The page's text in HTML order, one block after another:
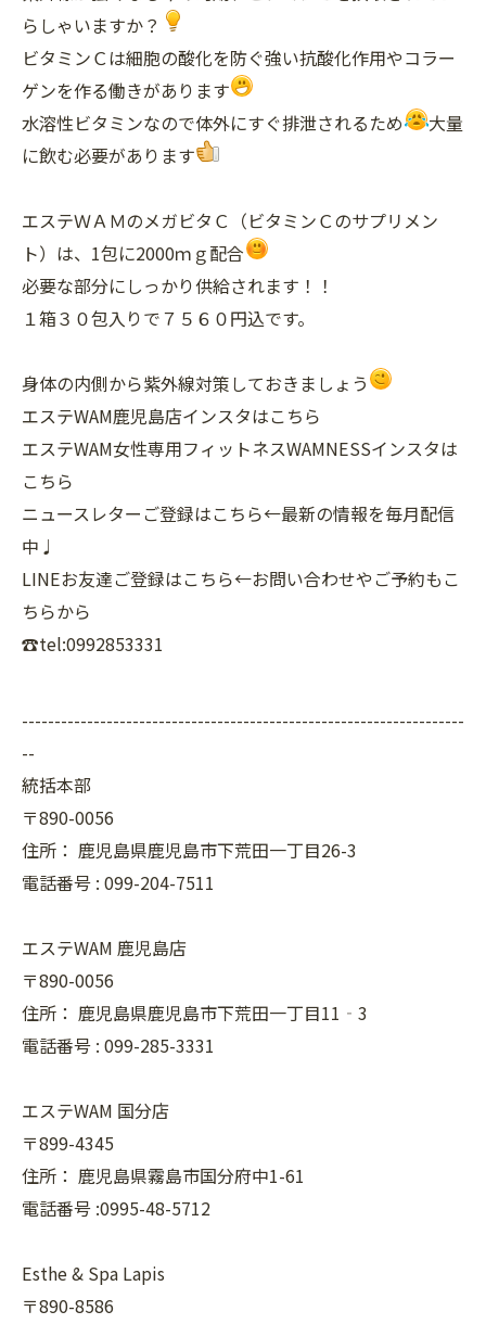
らしゃいますか？
ビタミンＣは細胞の酸化を防ぐ強い抗酸化作用やコラー
ゲンを作る働きがあります
水溶性ビタミンなので体外にすぐ排泄されるため
大量
に飲む必要があります
エステＷＡＭのメガビタＣ（ビタミンＣのサプリメン
ト）は、1包に2000ｍｇ配合
必要な部分にしっかり供給されます！！
１箱３０包入りで７５６０円込です。
身体の内側から紫外線対策しておきましょう
エステWAM鹿児島店インスタはこちら
エステWAM女性専用フィットネスWAMNESSインスタは
こちら
ニュースレターご登録はこちら←最新の情報を毎月配信
中♩
LINEお友達ご登録はこちら←お問い合わせやご予約もこ
ちらから
☎tel:0992853331
--------------------------------------------------------------------
--
統括本部
〒890-0056
住所： 鹿児島県鹿児島市下荒田一丁目26-3
電話番号 : 099-204-7511
エステWAM 鹿児島店
〒890-0056
住所： 鹿児島県鹿児島市下荒田一丁目11‐3
電話番号 : 099-285-3331
エステWAM 国分店
〒899-4345
住所： 鹿児島県霧島市国分府中1-61
電話番号 :0995-48-5712
Esthe & Spa Lapis
〒890-8586